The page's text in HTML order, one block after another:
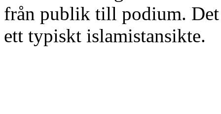
från publik till podium.
ett typiskt islamistansikte.